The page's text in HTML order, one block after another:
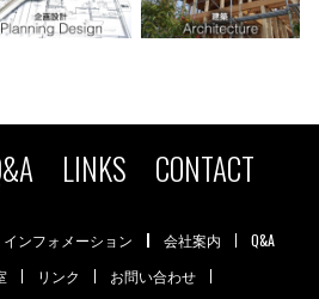
LINKS CONTACT
インフォメーション 会社案内
Q&A
リンク お問い合わせ